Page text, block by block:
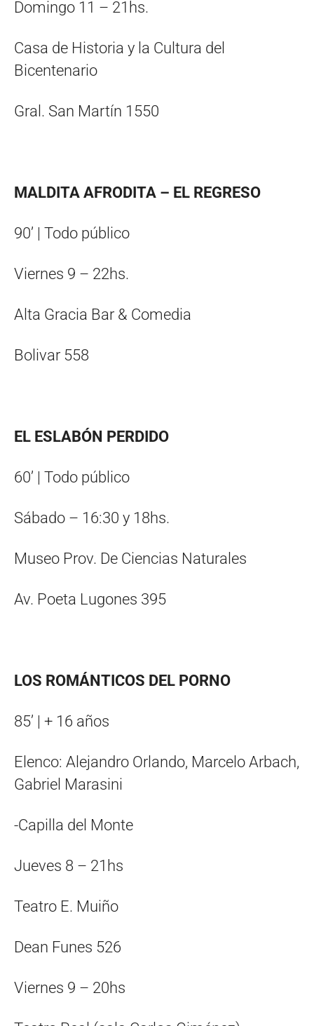
Domingo 11 – 21hs.
Casa de Historia y la Cultura del
Bicentenario
Gral. San Martín 1550
MALDITA AFRODITA – EL REGRESO
90’ | Todo público
Viernes 9 – 22hs.
Alta Gracia Bar & Comedia
Bolivar 558
EL ESLABÓN PERDIDO
60’ | Todo público
Sábado – 16:30 y 18hs.
Museo Prov. De Ciencias Naturales
Av. Poeta Lugones 395
LOS ROMÁNTICOS DEL PORNO
85’ | + 16 años
Elenco: Alejandro Orlando, Marcelo Arbach,
Gabriel Marasini
-Capilla del Monte
Jueves 8 – 21hs
Teatro E. Muiño
Dean Funes 526
Viernes 9 – 20hs